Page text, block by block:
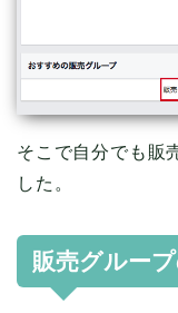
そこで自分でも販
した。
販売グルー